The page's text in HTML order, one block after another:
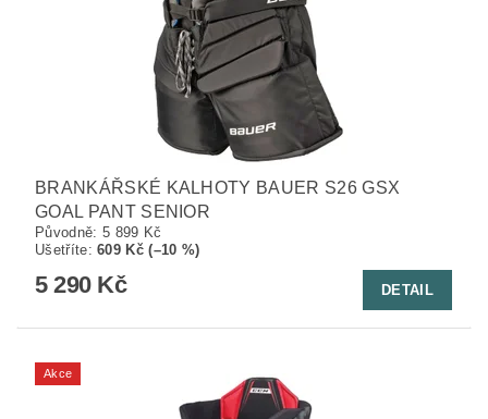
BRANKÁŘSKÉ KALHOTY BAUER S26 GSX
GOAL PANT SENIOR
Původně: 5 899 Kč
Ušetříte:609 Kč (–10 %)
5 290 Kč DETAIL
Akce